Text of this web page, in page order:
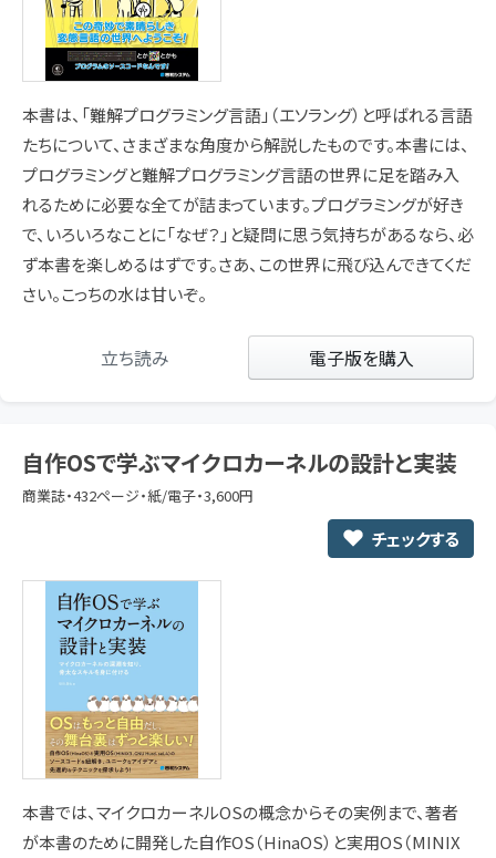
本書は、「難解プログラミング言語」（エソラング）と呼ばれる言語
たちについて、さまざまな角度から解説したものです。本書には、
プログラミングと難解プログラミング言語の世界に足を踏み入
れるために必要な全てが詰まっています。プログラミングが好き
で、いろいろなことに「なぜ？」と疑問に思う気持ちがあるなら、必
ず本書を楽しめるはずです。さあ、この世界に飛び込んできてくだ
さい。こっちの水は甘いぞ。
立ち読み 電子版を購入
自作OSで学ぶマイクロカーネルの設計と実装
商業誌・432ページ・紙/電子・3,600円
チェックする
本書では、マイクロカーネルOSの概念からその実例まで、著者
が本書のために開発した自作OS（HinaOS）と実用OS（MINIX